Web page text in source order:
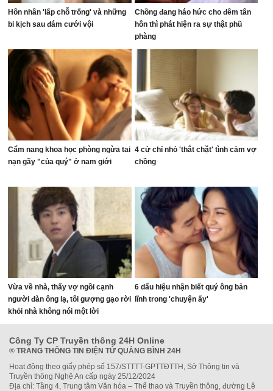
Hôn nhân 'lấp chỗ trống' và những
bi kịch sau đám cưới vội
Chồng đang háo hức cho đêm tân
hôn thì phát hiện ra sự thật phũ
phàng
Cẩm nang khoa học phòng ngừa tai
nạn gãy "của quý" ở nam giới
4 cử chỉ nhỏ 'thắt chặt' tình cảm vợ
chồng
Vừa về nhà, thấy vợ ngồi cạnh
người đàn ông lạ, tôi gượng gạo rời
khỏi nhà không nói một lời
6 dấu hiệu nhận biết quý ông bản
lĩnh trong 'chuyện ấy'
Công Ty CP Truyền thông 24H Online
® TRANG THÔNG TIN ĐIỆN TỬ QUẢNG BÌNH 24H
Hoạt động theo giấy phép số 157/STTTT-GPTTĐTTH, Sở Thông tin và
Truyền thông Nghệ An cấp ngày 25/12/2024
Địa chỉ: Tầng 4, Trung tâm Văn hóa – Thể thao và Truyền thông, đường Lê